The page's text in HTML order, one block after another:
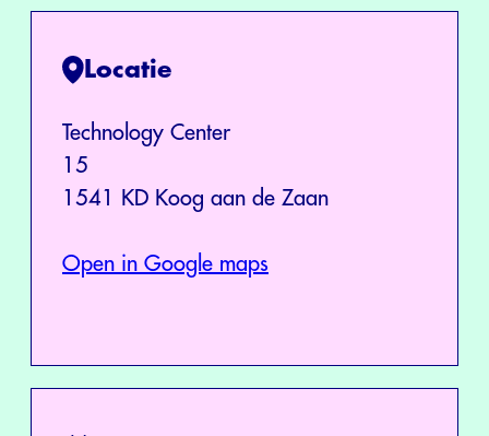
Locatie
Technology Center
15
1541 KD Koog aan de Zaan
Open in Google maps